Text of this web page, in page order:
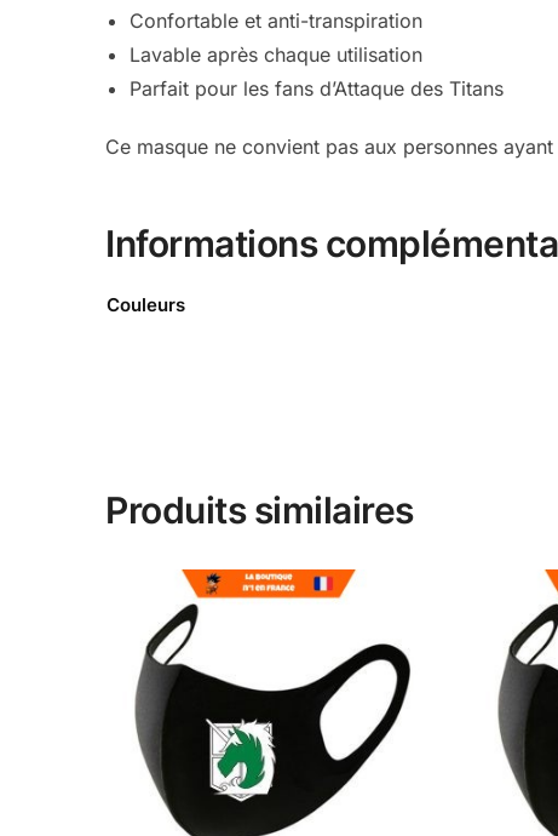
Confortable et anti-transpiration
Lavable après chaque utilisation
Parfait pour les fans d’Attaque des Titans
Ce masque ne convient pas aux personnes
Informations
Couleurs
Produits similaires